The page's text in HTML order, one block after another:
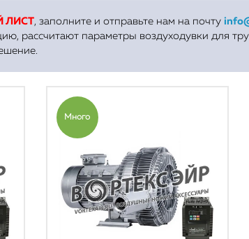
заявку
ЛИСТ, заполните и отправьте нам на почту
рассчитают параметры воздуходувки для
Много